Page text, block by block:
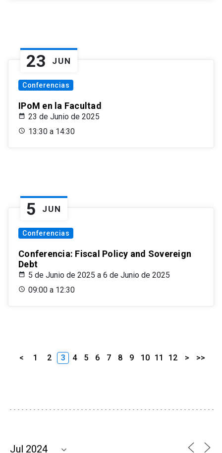
23 JUN
Conferencias
IPoM en la Facultad
23 de Junio de 2025
13:30 a 14:30
5 JUN
Conferencias
Conferencia: Fiscal Policy and Sovereign
Debt
5 de Junio de 2025 a 6 de Junio de 2025
09:00 a 12:30
< 1 2 3 4 5 6 7 8 9 10 11 12 > >>